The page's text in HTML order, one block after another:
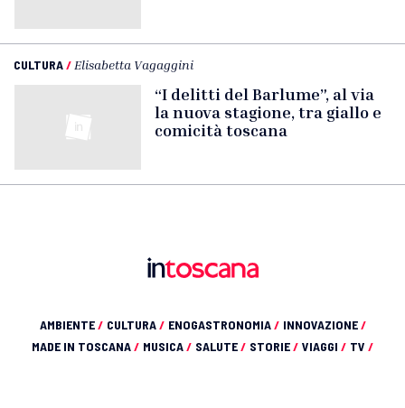
CULTURA/ Elisabetta Vagaggini
“I delitti del Barlume”, al via
la nuova stagione, tra giallo e
comicità toscana
AMBIENTE/ CULTURA/ ENOGASTRONOMIA/ INNOVAZIONE/
MADE IN TOSCANA/ MUSICA/ SALUTE/ STORIE/ VIAGGI / TV /